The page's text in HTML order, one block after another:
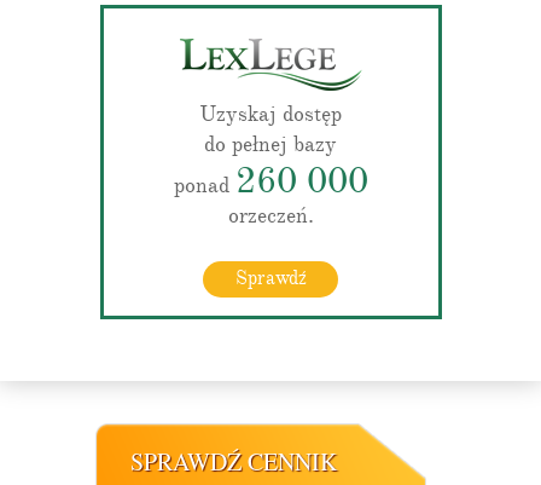
Uzyskaj dostęp
do pełnej bazy
ponad 260 000
orzeczeń.
Sprawdź
SPRAWDŹ CENNIK